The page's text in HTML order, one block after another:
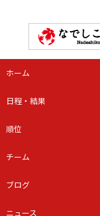
ホーム
日程・結果
順位
チーム
ブログ
ニュース